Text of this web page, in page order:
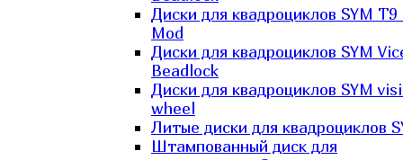
Диски для квадроциклов SYM T9
Mod
Диски для квадроциклов SYM
Beadlock
Диски для квадроциклов SYM
wheel
Литые диски для квадроциклов
Штампованный диск для